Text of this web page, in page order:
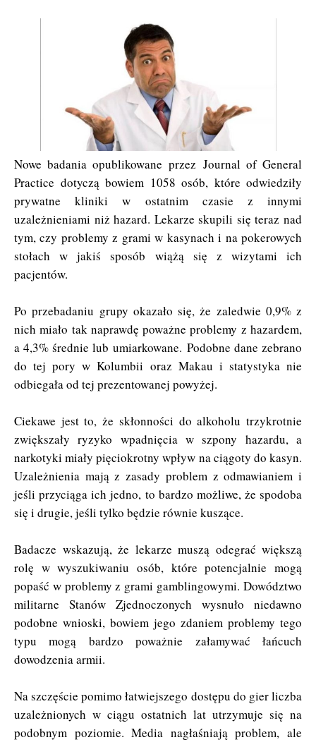
Nowe badania opublikowane przez Journal of General
Practice dotyczą bowiem 1058 osób, które odwiedziły
prywatne kliniki w ostatnim czasie z innymi
uzależnieniami niż hazard. Lekarze skupili się teraz nad
tym, czy problemy z grami w kasynach i na pokerowych
stołach w jakiś sposób wiążą się z wizytami ich
pacjentów.
Po przebadaniu grupy okazało się, że zaledwie 0,9% z
nich miało tak naprawdę poważne problemy z hazardem,
a 4,3% średnie lub umiarkowane. Podobne dane zebrano
do tej pory w Kolumbii oraz Makau i statystyka nie
odbiegała od tej prezentowanej powyżej.
Ciekawe jest to, że skłonności do alkoholu trzykrotnie
zwiększały ryzyko wpadnięcia w szpony hazardu, a
narkotyki miały pięciokrotny wpływ na ciągoty do kasyn.
Uzależnienia mają z zasady problem z odmawianiem i
jeśli przyciąga ich jedno, to bardzo możliwe, że spodoba
się i drugie, jeśli tylko będzie równie kuszące.
Badacze wskazują, że lekarze muszą odegrać większą
rolę w wyszukiwaniu osób, które potencjalnie mogą
popaść w problemy z grami gamblingowymi. Dowództwo
militarne Stanów Zjednoczonych wysnuło niedawno
podobne wnioski, bowiem jego zdaniem problemy tego
typu mogą bardzo poważnie załamywać łańcuch
dowodzenia armii.
Na szczęście pomimo łatwiejszego dostępu do gier liczba
uzależnionych w ciągu ostatnich lat utrzymuje się na
podobnym poziomie. Media nagłaśniają problem, ale